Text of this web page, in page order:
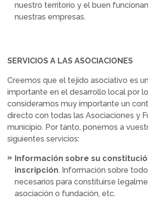
nuestro territorio y el buen
nuestras empresas.
SERVICIOS A LAS ASOCIACIONES
Creemos que el tejido asociativo es
importante en el desarrollo local por
consideramos muy importante un
directo con todas las Asociaciones y
municipio. Por tanto, ponemos a
siguientes servicios:
Información sobre su
inscripción. Información sobre
necesarios para constituirse
asociación o fundación, etc.